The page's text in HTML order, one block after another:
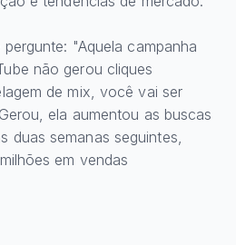
"Aquela campanha
não gerou cliques
de mix, você vai ser
ela aumentou as buscas
duas semanas seguintes,
em vendas